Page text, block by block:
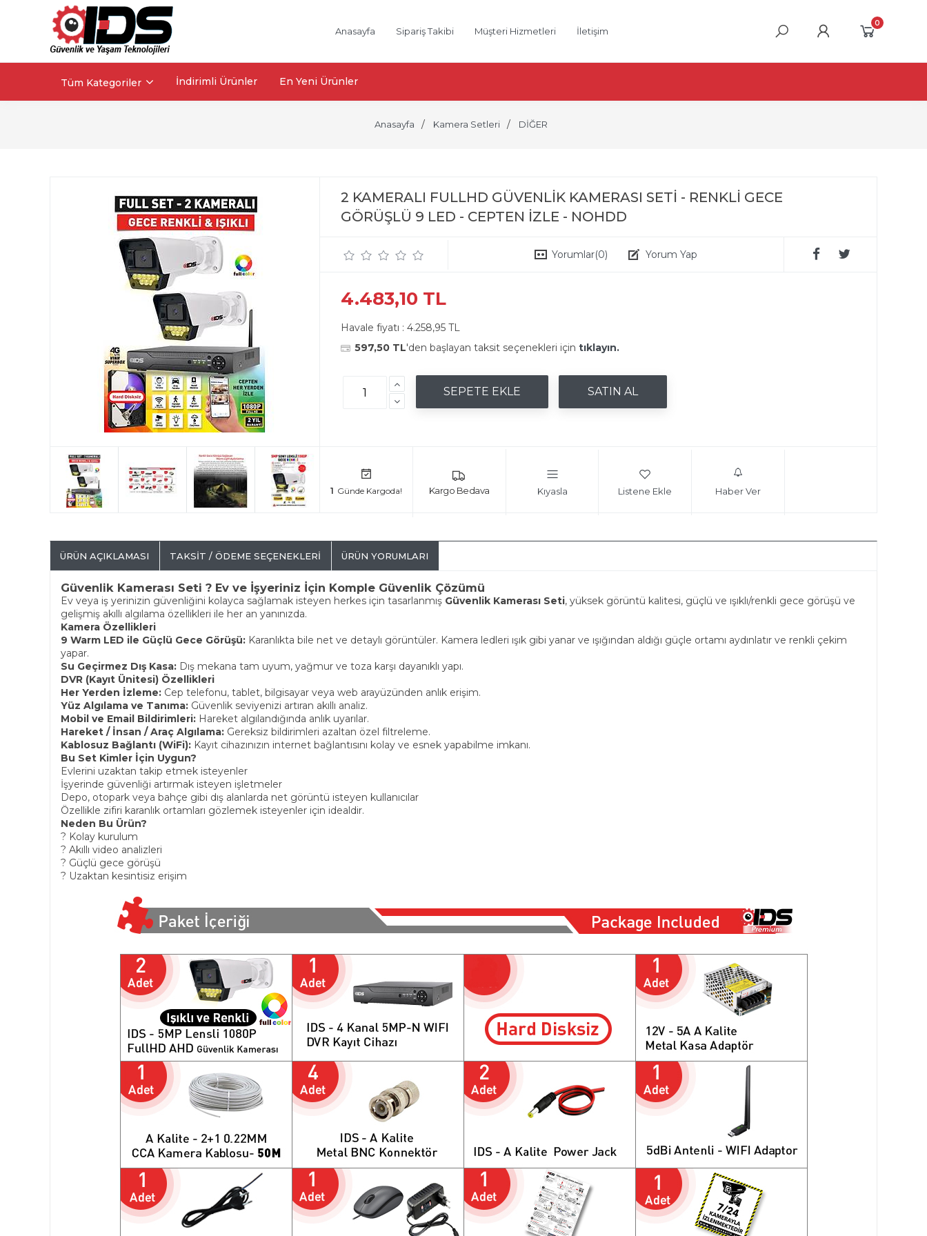
Anasayfa Sipariş Takibi Müşteri Hizmetleri İletişim
0
Tüm Kategoriler İndirimli Ürünler En Yeni Ürünler
Anasayfa Kamera Setleri DİĞER
2 KAMERALI FULLHD GÜVENLİK KAMERASI SETİ - RENKLİ GECE
GÖRÜŞLÜ 9 LED - CEPTEN İZLE - NOHDD
Yorumlar(0) Yorum Yap
4.483,10 TL
Havale fiyatı : 4.258,95 TL
597,50 TL'den başlayan taksit seçenekleri için tıklayın.
1 Kıyasla Listene Ekle Haber Ver
ÜRÜN AÇIKLAMASI TAKSIT / ÖDEME SEÇENEKLERI ÜRÜN YORUMLARI
Güvenlik Kamerası Seti ? Ev ve İşyeriniz İçin Komple Güvenlik Çözümü
Ev veya iş yerinizin güvenliğini kolayca sağlamak isteyen herkes için tasarlanmış Güvenlik Kamerası Seti, yüksek görüntü kalitesi, güçlü ve ışıklı/renkli gece görüşü ve
gelişmiş akıllı algılama özellikleri ile her an yanınızda.
Kamera Özellikleri
9 Warm LED ile Güçlü Gece Görüşü: Karanlıkta bile net ve detaylı görüntüler. Kamera ledleri ışık gibi yanar ve ışığından aldığı güçle ortamı aydınlatır ve renkli çekim
yapar.
Su Geçirmez Dış Kasa: Dış mekana tam uyum, yağmur ve toza karşı dayanıklı yapı.
DVR (Kayıt Ünitesi) Özellikleri
Her Yerden İzleme: Cep telefonu, tablet, bilgisayar veya web arayüzünden anlık erişim.
Yüz Algılama ve Tanıma: Güvenlik seviyenizi artıran akıllı analiz.
Mobil ve Email Bildirimleri: Hareket algılandığında anlık uyarılar.
Hareket / İnsan / Araç Algılama: Gereksiz bildirimleri azaltan özel filtreleme.
Kablosuz Bağlantı (WiFi): Kayıt cihazınızın internet bağlantısını kolay ve esnek yapabilme imkanı.
Bu Set Kimler İçin Uygun?
Evlerini uzaktan takip etmek isteyenler
İşyerinde güvenliği artırmak isteyen işletmeler
Depo, otopark veya bahçe gibi dış alanlarda net görüntü isteyen kullanıcılar
Özellikle zifiri karanlık ortamları gözlemek isteyenler için idealdir.
Neden Bu Ürün?
? Kolay kurulum
? Akıllı video analizleri
? Güçlü gece görüşü
? Uzaktan kesintisiz erişim